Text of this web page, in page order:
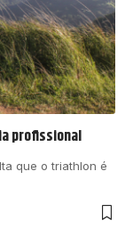
profissional
que o triathlon é